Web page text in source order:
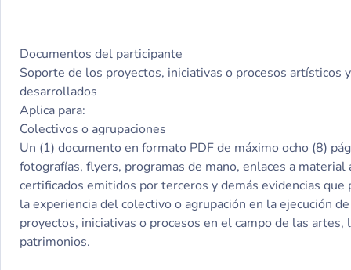
Documentos del participante
Soporte de los proyectos, iniciativas o procesos artísticos
desarrollados
Aplica para:
Colectivos o agrupaciones
Un (1) documento en formato PDF de máximo ocho (8)
fotografías, flyers, programas de mano, enlaces a material
certificados emitidos por terceros y demás evidencias que
la experiencia del colectivo o agrupación en la ejecución
proyectos, iniciativas o procesos en el campo de las artes,
patrimonios.